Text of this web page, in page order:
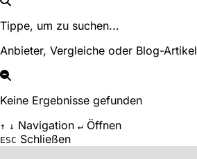
Tippe, um zu suchen...
Anbieter, Vergleiche oder Blog-Artikel
Keine Ergebnisse gefunden
↑ ↓ Navigation ↵ Öffnen
ESC Schließen